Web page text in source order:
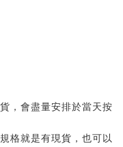
，會盡量安排於當天按
格就是有現貨，也可以